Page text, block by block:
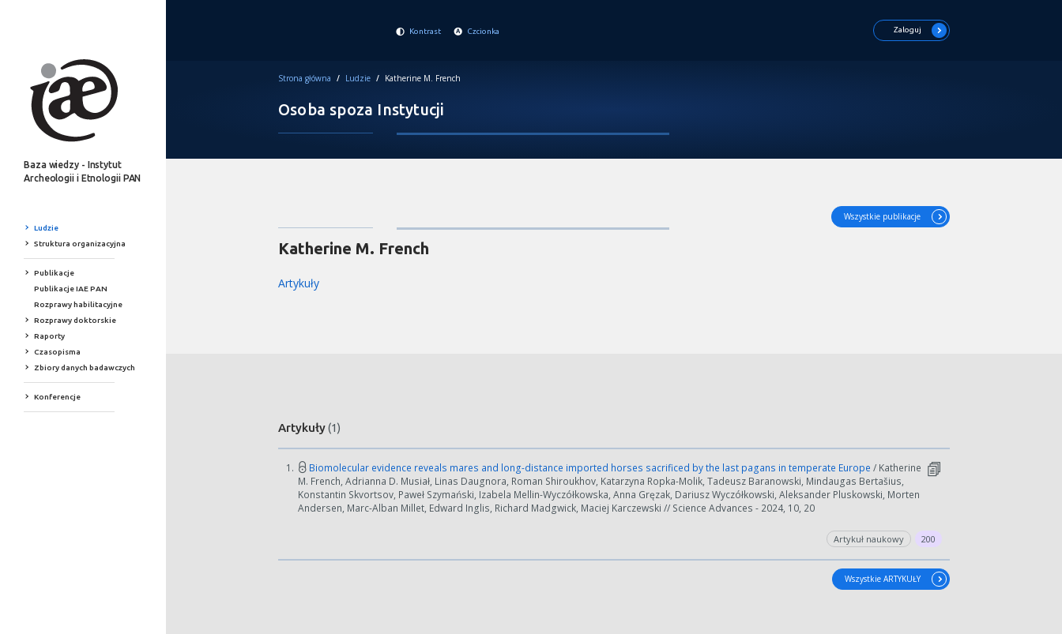
Baza wiedzy - Instytut
Archeologii i Etnologii PAN
Ludzie
Struktura organizacyjna
Publikacje
Publikacje IAE PAN
Rozprawy habilitacyjne
Rozprawy doktorskie
Raporty
Czasopisma
Zbiory danych badawczych
Konferencje
Kontrast Czcionka Zaloguj
Strona główna / Ludzie / Katherine M. French
Osoba spoza Instytucji
Wszystkie publikacje
Katherine M. French
Artykuły
Artykuły(1)
1. Biomolecular evidence reveals mares and long-distance imported horses sacrificed by the last pagans in temperate Europe / Katherine
M. French, Adrianna D. Musiał, Linas Daugnora, Roman Shiroukhov, Katarzyna Ropka-Molik, Tadeusz Baranowski, Mindaugas Bertašius,
Konstantin Skvortsov, Paweł Szymański, Izabela Mellin-Wyczółkowska, Anna Gręzak, Dariusz Wyczółkowski, Aleksander Pluskowski, Morten
Andersen, Marc-Alban Millet, Edward Inglis, Richard Madgwick, Maciej Karczewski // Science Advances - 2024, 10, 20
Artykuł naukowy 200
Wszystkie ARTYKUŁY